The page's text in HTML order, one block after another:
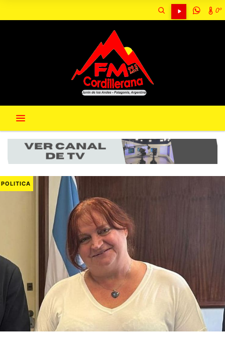
0º
POLITICA